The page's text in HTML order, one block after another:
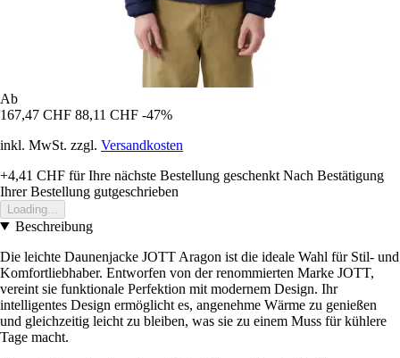
Ab
167,47 CHF 88,11 CHF -47%
inkl. MwSt. zzgl. Versandkosten
+4,41 CHF für Ihre nächste Bestellung geschenkt Nach Bestätigung
Ihrer Bestellung gutgeschrieben
Loading...
Beschreibung
Die leichte Daunenjacke JOTT Aragon ist die ideale Wahl für Stil- und
Komfortliebhaber. Entworfen von der renommierten Marke JOTT,
vereint sie funktionale Perfektion mit modernem Design. Ihr
intelligentes Design ermöglicht es, angenehme Wärme zu genießen
und gleichzeitig leicht zu bleiben, was sie zu einem Muss für kühlere
Tage macht.